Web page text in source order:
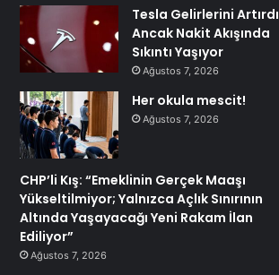
Tesla Gelirlerini Artırdı
Ancak Nakit Akışında
Sıkıntı Yaşıyor
Ağustos 7, 2026
Her okula mescit!
Ağustos 7, 2026
CHP’li Kış: “Emeklinin Gerçek Maaşı
Yükseltilmiyor; Yalnızca Açlık Sınırının
Altında Yaşayacağı Yeni Rakam İlan
Ediliyor”
Ağustos 7, 2026